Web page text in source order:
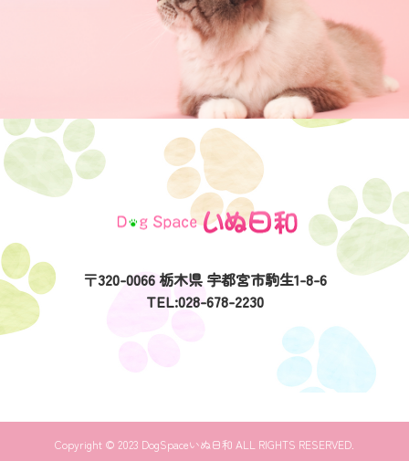
〒320-0066 栃木県 宇都宮市駒生1-8-6
TEL:028-678-2230
Copyright © 2023 DogSpaceいぬ日和 ALL RIGHTS RESERVED.